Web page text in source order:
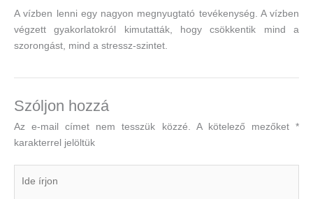
A vízben lenni egy nagyon megnyugtató tevékenység. A vízben
végzett gyakorlatokról kimutatták, hogy csökkentik mind a
szorongást, mind a stressz-szintet.
Szóljon hozzá
Az e-mail címet nem tesszük közzé. A kötelező mezőket*
karakterrel jelöltük